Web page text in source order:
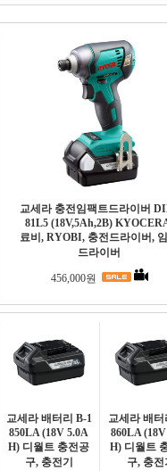
교세라 충전임팩트드라이버
81L5 (18V,5Ah,2B)
료비, RYOBI, 충전드라이버,
드라이버
456,000원
교세라 배터리 B-1
850LA (18V 5.0A
H) 디월트 충전공
구, 충전기
교세라 배터
860LA
H) 디월트
구, 충전